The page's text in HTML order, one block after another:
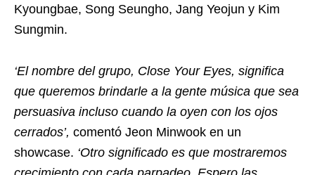
Kyoungbae, Song Seungho, Jang Yeojun y Kim
Sungmin.
‘El nombre del grupo, Close Your Eyes, significa
que queremos brindarle a la gente música que sea
persuasiva incluso cuando la oyen con los ojos
cerrados’, comentó Jeon Minwook en un
showcase. ‘Otro significado es que mostraremos